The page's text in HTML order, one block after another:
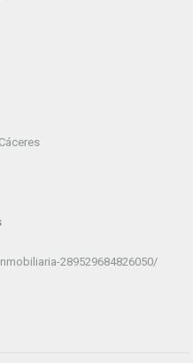
289529684826050/